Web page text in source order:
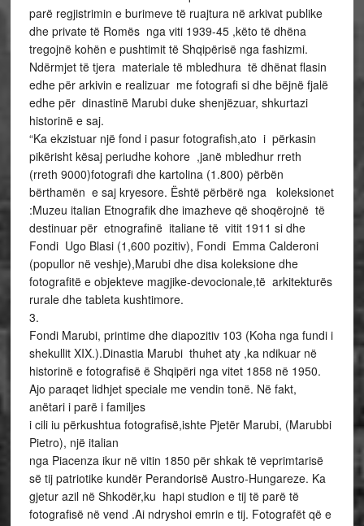
parë regjistrimin e burimeve të ruajtura në arkivat publike
dhe private të Romës nga viti 1939-45 ,këto të dhëna
tregojnë kohën e pushtimit të Shqipërisë nga fashizmi.
Ndërmjet të tjera materiale të mbledhura të dhënat flasin
edhe për arkivin e realizuar me fotografi si dhe bëjnë fjalë
edhe për dinastinë Marubi duke shenjëzuar, shkurtazi
historinë e saj.
“Ka ekzistuar një fond i pasur fotografish,ato i përkasin
pikërisht kësaj periudhe kohore ,janë mbledhur rreth
(rreth 9000)fotografi dhe kartolina (1.800) përbën
bërthamën e saj kryesore. Është përbërë nga koleksionet
:Muzeu italian Etnografik dhe imazheve që shoqërojnë të
destinuar për etnografinë italiane të vitit 1911 si dhe
Fondi Ugo Blasi (1,600 pozitiv), Fondi Emma Calderoni
(popullor në veshje),Marubi dhe disa koleksione dhe
fotografitë e objekteve magjike-devocionale,të arkitekturës
rurale dhe tableta kushtimore.
3.
Fondi Marubi, printime dhe diapozitiv 103 (Koha nga fundi i
shekullit XIX.).Dinastia Marubi thuhet aty ,ka ndikuar në
historinë e fotografisë ë Shqipëri nga vitet 1858 në 1950.
Ajo paraqet lidhjet speciale me vendin tonë. Në fakt,
anëtari i parë i familjes
i cili iu përkushtua fotografisë,ishte Pjetër Marubi, (Marubbi
Pietro), një italian
nga Piacenza ikur në vitin 1850 për shkak të veprimtarisë
së tij patriotike kundër Perandorisë Austro-Hungareze. Ka
gjetur azil në Shkodër,ku hapi studion e tij të parë të
fotografisë në vend .Ai ndryshoi emrin e tij. Fotografët që e